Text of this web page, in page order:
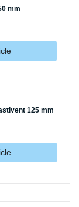
mm
125 mm